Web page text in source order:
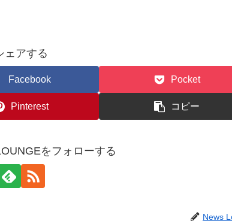
ェアする
Facebook Pocket
Pinterest コピー
をフォローする
News